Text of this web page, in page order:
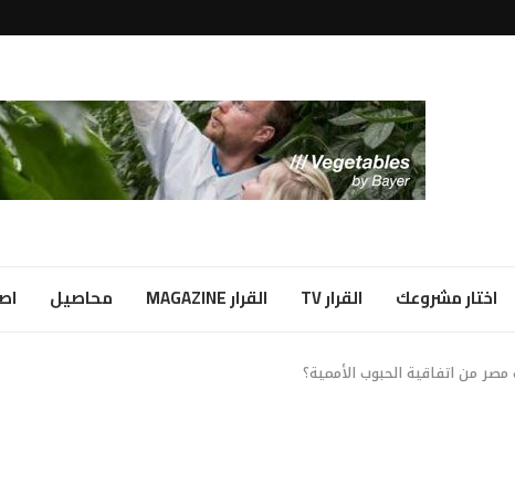
اختار مشروعك القرار TV القرار MAGAZINE محاصيل
من اتفاقية الحبوب الأممية؟